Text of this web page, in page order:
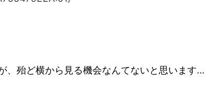
、殆ど横から見る機会なんてないと思います…